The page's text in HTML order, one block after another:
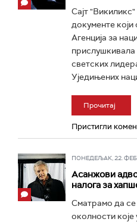
Сајт
документе који
Агенција за
прислушкивала
светских
Уједињених
Прочитај
Пристигли
ПОНЕДЕЉАК, 22. ФЕБ
Асанжови
налога за
Сматрамо да се
околности које